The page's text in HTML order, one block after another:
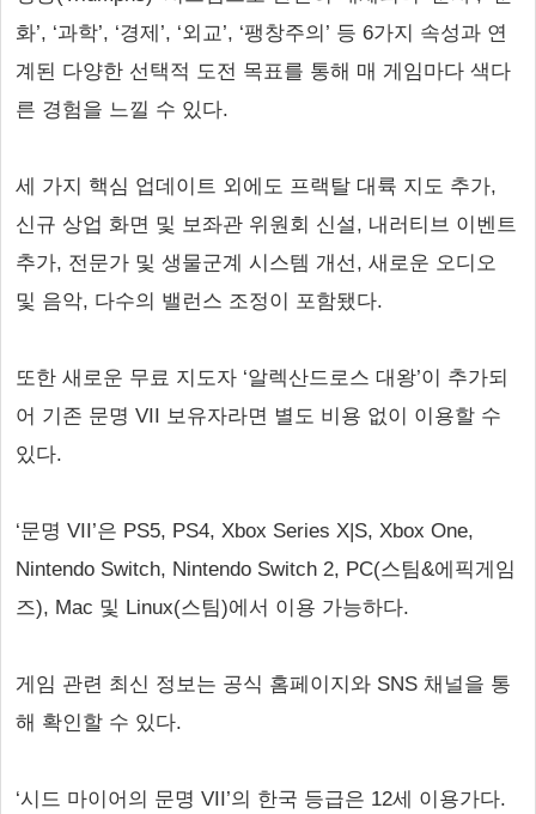
화’, ‘과학’, ‘경제’, ‘외교’, ‘팽창주의’ 등 6가지 속성과 연
계된 다양한 선택적 도전 목표를 통해 매 게임마다 색다
른 경험을 느낄 수 있다.
세 가지 핵심 업데이트 외에도 프랙탈 대륙 지도 추가,
신규 상업 화면 및 보좌관 위원회 신설, 내러티브 이벤트
추가, 전문가 및 생물군계 시스템 개선, 새로운 오디오
및 음악, 다수의 밸런스 조정이 포함됐다.
또한 새로운 무료 지도자 ‘알렉산드로스 대왕’이 추가되
어 기존 문명 VII 보유자라면 별도 비용 없이 이용할 수
있다.
‘문명 VII’은 PS5, PS4, Xbox Series X|S, Xbox One,
Nintendo Switch, Nintendo Switch 2, PC(스팀&에픽게임
즈), Mac 및 Linux(스팀)에서 이용 가능하다.
게임 관련 최신 정보는 공식 홈페이지와 SNS 채널을 통
해 확인할 수 있다.
‘시드 마이어의 문명 VII’의 한국 등급은 12세 이용가다.